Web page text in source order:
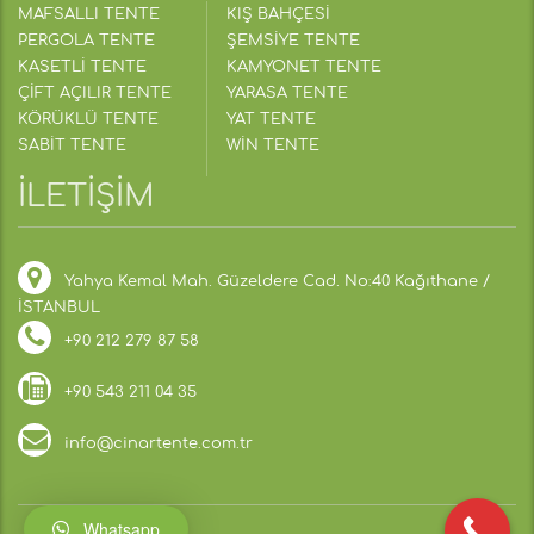
MAFSALLI TENTE
PERGOLA TENTE
KASETLİ TENTE
ÇİFT AÇILIR TENTE
KÖRÜKLÜ TENTE
SABİT TENTE
KIŞ BAHÇESİ
ŞEMSİYE TENTE
KAMYONET TENTE
YARASA TENTE
YAT TENTE
WİN TENTE
İLETİŞİM
Yahya Kemal Mah. Güzeldere Cad. No:40 Kağıthane /
İSTANBUL
+90 212 279 87 58
+90 543 211 04 35
info@cinartente.com.tr
Whatsapp